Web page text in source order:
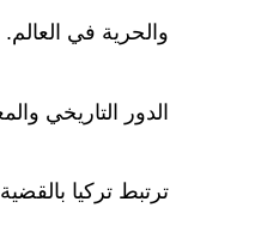
والحرية في العالم.
الدور التاريخي
ترتبط تركيا